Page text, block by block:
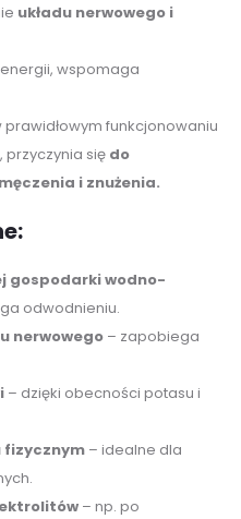
układu nerwowego i
wspomaga
funkcjonowaniu
przyczynia się do
i znużenia.
gospodarki wodno-
odwodnieniu.
nerwowego – zapobiega
– dzięki obecności potasu i
fizycznym – idealne dla
– np. po